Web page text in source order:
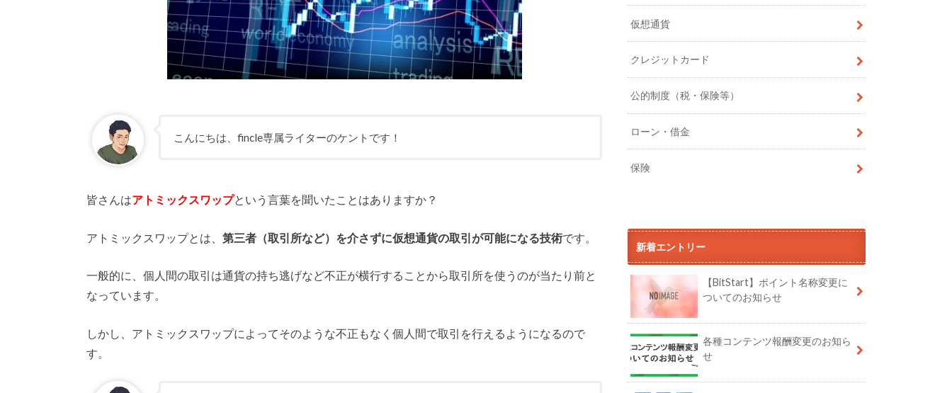
こんにちは、fincle専属ライターのケントです！
皆さんはアトミックスワップという言葉を聞いたことはありますか？
アトミックスワップとは、 第三者（取引所など）を介さずに仮想通貨の取引が可能になる技術です。
一般的に、個人間の取引は通貨の持ち逃げなど不正が横行することから取引所を使うのが当たり前と
なっています。
しかし、アトミックスワップによってそのような不正もなく個人間で取引を行えるようになるので
す。
仮想通貨
クレジットカード
公的制度（税・保険等）
ローン・借金
保険
新着エントリー
【BitStart】ポイント名称変更に
ついてのお知らせ
各種コンテンツ報酬変更のお知ら
せ